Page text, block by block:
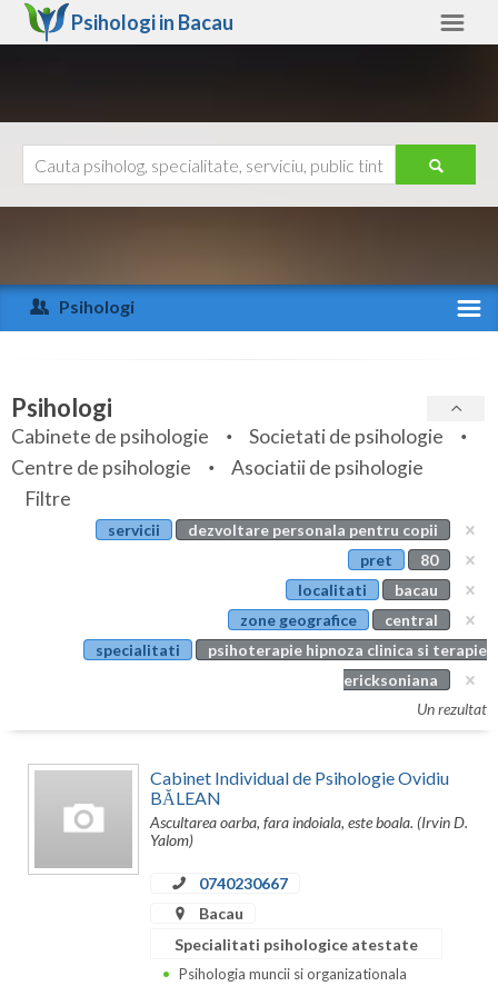
Psihologi in Bacau
Arad
Arges
Bihor
Bistrita-Nasaud
Botosani
Bucuresti
Calarasi
Constanta
Ajutor
Psihologi
Specialitati
Servicii
Articole
Evenimente
Psihologi
Cabinete de psihologie
Societati de psihologie
Centre de psihologie
Asociatii de psihologie
Filtre
servicii
dezvoltare personala pentru copii
pret
80
localitati
bacau
zone geografice
central
specialitati
psihoterapie hipnoza clinica si terapie
ericksoniana
Un rezultat
Cabinet Individual de Psihologie Ovidiu
BĂLEAN
Ascultarea oarba, fara indoiala, este boala. (Irvin D.
Yalom)
0740230667
Bacau
Specialitati psihologice atestate
Psihologia muncii si organizationala